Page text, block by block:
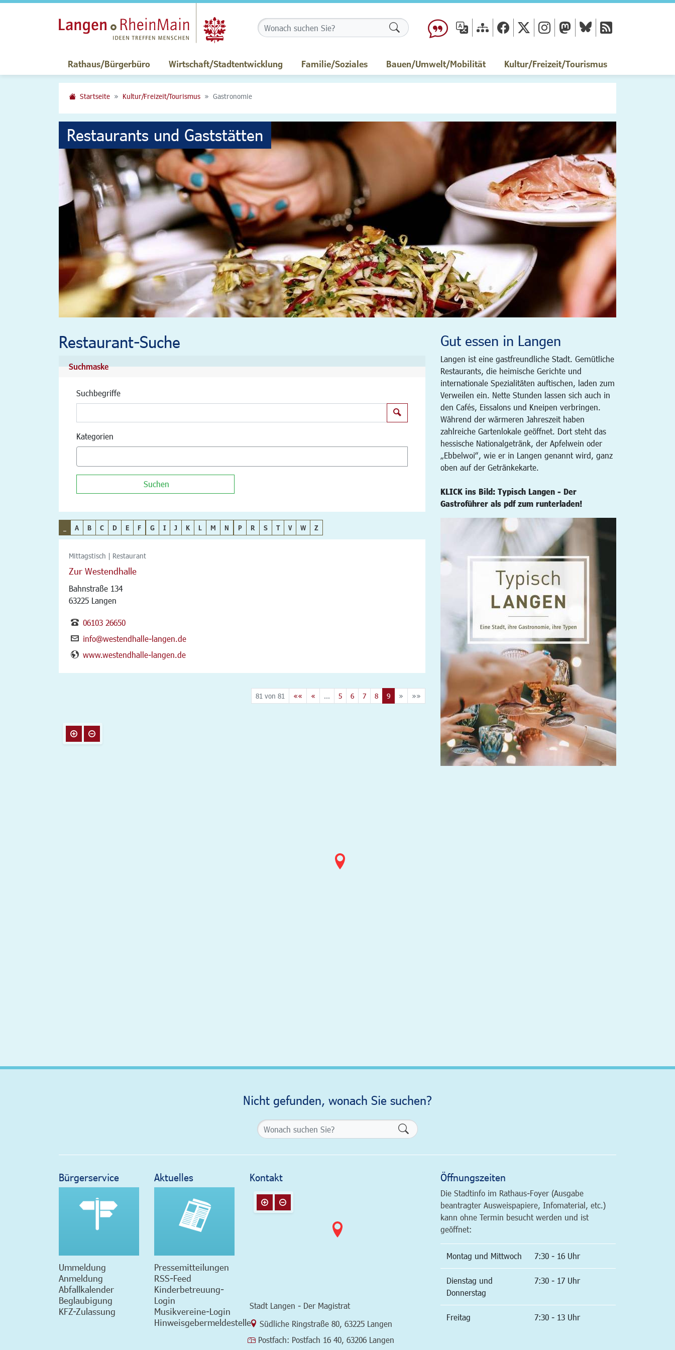
Formularschaltfläche
Rathaus/Bürgerbüro Wirtschaft/Stadtentwicklung Familie/Soziales Bauen/Umwelt/Mobilität Kultur/Freizeit/Tourismus
Startseite Kultur/Freizeit/Tourismus Gastronomie
Restaurants und Gaststätten
Gut essen in Langen
Langen ist eine gastfreundliche Stadt. Gemütliche
Restaurants, die heimische Gerichte und
internationale Spezialitäten auftischen, laden zum
Verweilen ein. Nette Stunden lassen sich auch in
den Cafés, Eissalons und Kneipen verbringen.
Während der wärmeren Jahreszeit haben
zahlreiche Gartenlokale geöffnet. Dort steht das
hessische Nationalgetränk, der Apfelwein oder
„Ebbelwoi“, wie er in Langen genannt wird, ganz
oben auf der Getränkekarte.
KLICK ins Bild: Typisch Langen - Der
Gastroführer als pdf zum runterladen!
Restaurant-Suche
Suchmaske
Suchbegriffe
Kategorien
Suchen
A B C D E F G I J K L M N P R S T V W Z
Mittagstisch | Restaurant
Zur Westendhalle
Bahnstraße 134
63225 Langen
06103 26650
info@westendhalle-langen.de
www.westendhalle-langen.de
81 von 81 «« « ... 5 6 7 8 9 » »»
Nicht gefunden, wonach Sie suchen?
Formularschaltfläche
Bürgerservice
Ummeldung
Anmeldung
Abfallkalender
Beglaubigung
KFZ-Zulassung
Aktuelles
Pressemitteilungen
RSS-Feed
Kinderbetreuung-
Login
Musikvereine-Login
Hinweisgebermeldestelle
Kontakt
Stadt Langen - Der Magistrat
Link zur Google-Maps Navigation
Südliche Ringstraße 80, 63225 Langen
Postfach: Postfach 16 40, 63206 Langen
Öffnungszeiten
Die Stadtinfo im Rathaus-Foyer (Ausgabe
beantragter Ausweispapiere, Infomaterial, etc.)
kann ohne Termin besucht werden und ist
geöffnet:
Montag und Mittwoch 7:30 - 16 Uhr
Dienstag und
Donnerstag
7:30 - 17 Uhr
Freitag 7:30 - 13 Uhr